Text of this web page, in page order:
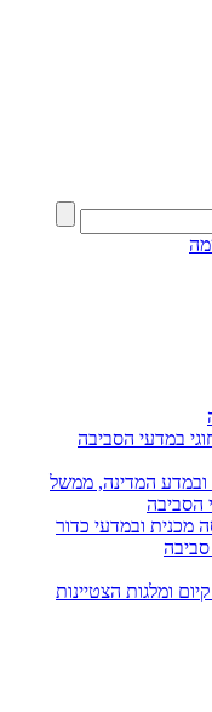
במדעי הסביבה
ובמדע המדינה, ממשל
הסביבה
מכנית ובמדעי כדור
ומלגות הצטיינות